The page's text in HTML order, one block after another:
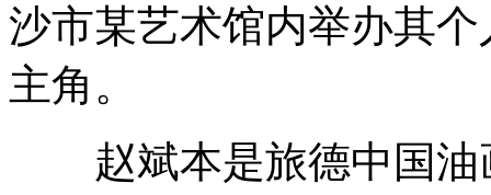
北京：今年月均工资涨幅至少210元
沙市某艺术馆内举办其
主角。
赵斌本是旅德中国油